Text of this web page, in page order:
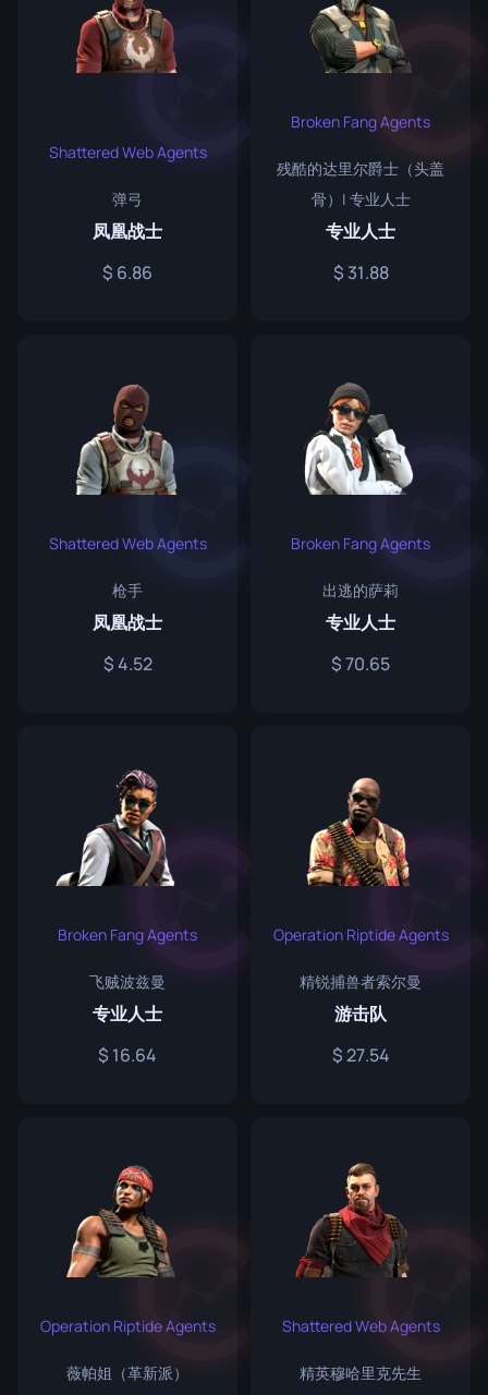
Shattered Web Agents
弹弓
凤凰战士
6.86
Broken Fang Agents
残酷的达里尔爵士（头盖
骨）| 专业人士
专业人士
31.88
Shattered Web Agents
枪手
凤凰战士
4.52
Broken Fang Agents
出逃的萨莉
专业人士
70.65
Broken Fang Agents
飞贼波兹曼
专业人士
16.64
Operation Riptide Agents
精锐捕兽者索尔曼
游击队
27.54
Operation Riptide Agents
薇帕姐（革新派）
Shattered Web Agents
精英穆哈里克先生